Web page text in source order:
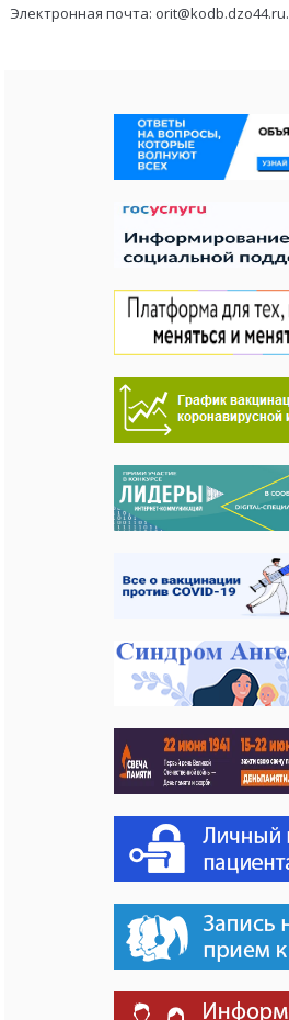
Электронная почта: orit@kodb.dzo44.ru.